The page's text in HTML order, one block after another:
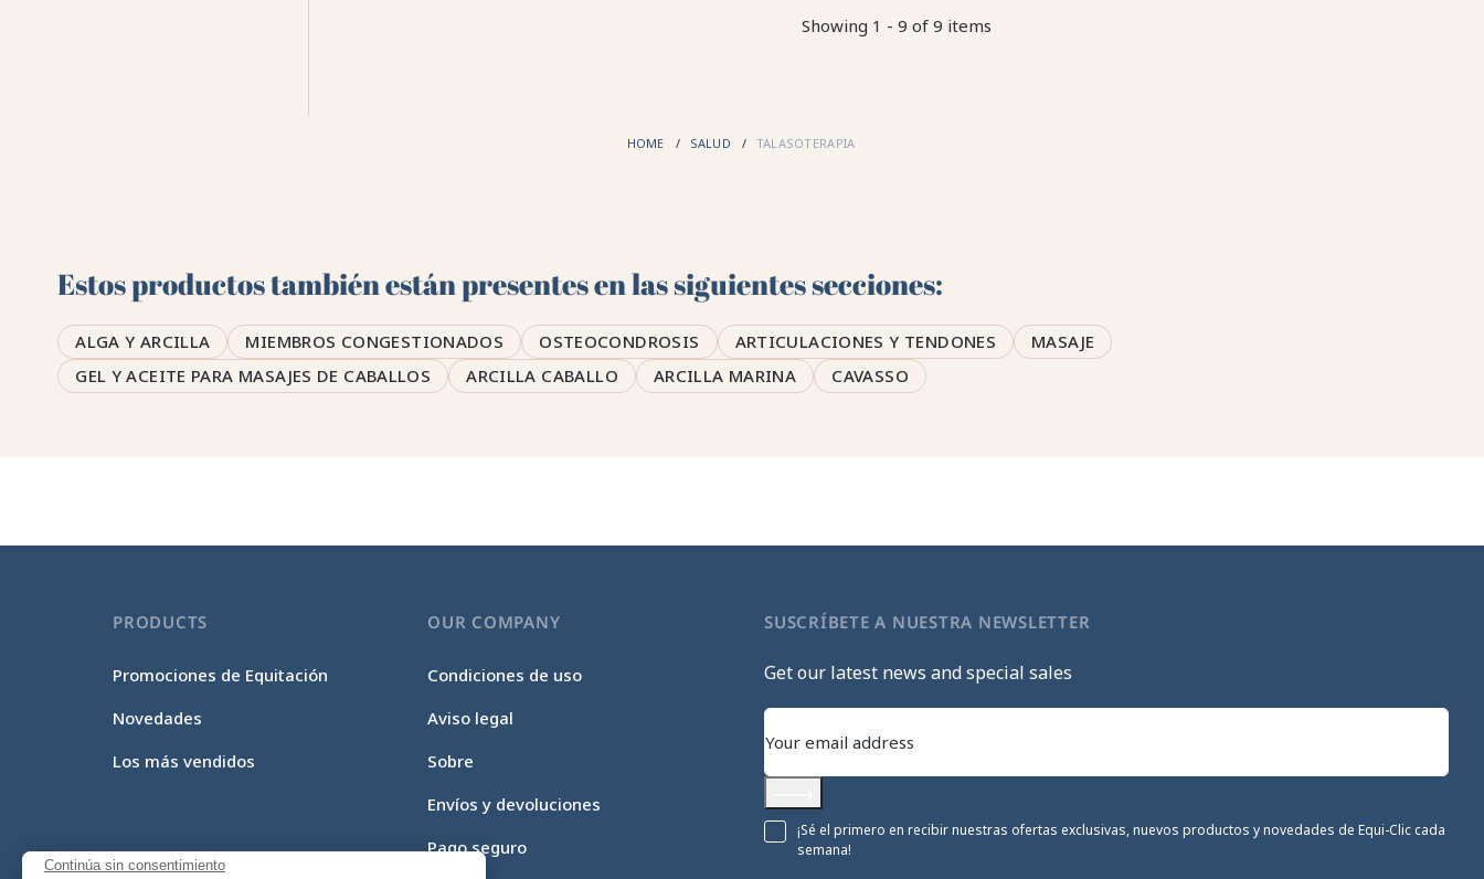
Continúa sin consentimiento
Showing 1 - 9 of 9 items
HOME SALUD TALASOTERAPIA
Estos productos también están presentes en las siguientes secciones:
ALGA Y ARCILLA MIEMBROS CONGESTIONADOS OSTEOCONDROSIS ARTICULACIONES Y TENDONES
MASAJE
GEL Y ACEITE PARA MASAJES DE CABALLOS
ARCILLA CABALLO ARCILLA MARINA CAVASSO
PRODUCTS
Promociones de Equitación
Novedades
Los más vendidos
OUR COMPANY
Condiciones de uso
Aviso legal
Sobre
Envíos y devoluciones
Pago seguro
SUSCRÍBETE A NUESTRA NEWSLETTER
Get our latest news and special sales
Subscribe
¡Sé el primero en recibir nuestras ofertas exclusivas, nuevos productos y novedades de Equi-Clic cada
semana!